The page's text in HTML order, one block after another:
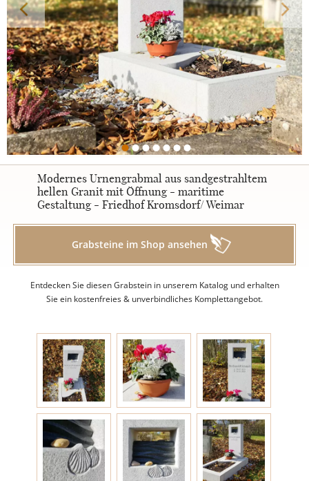
Kindergrabsteine
Urnengrabsteine
STILE
Klassisch
Romantisch
Modern
Zweiteilig
Engel
Stelen
MOTIVE
Modernes Urnengrabmal aus sandgestrahltem
hellen Granit mit Öffnung - maritime
Gestaltung - Friedhof Kromsdorf/ Weimar
Grabsteine im Shop ansehen
Entdecken Sie diesen Grabstein in unserem Katalog und erhalten
Sie ein kostenfreies & unverbindliches Komplettangebot.